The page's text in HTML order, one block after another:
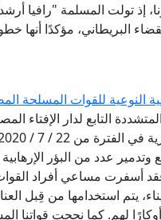
إذ تولت المسلمة "رافيا
البريطاني، مؤكدًا أنها
النوعية للقوات المسلحة
التابع لدار الإفتاء
عدد من البؤر الإرهابية